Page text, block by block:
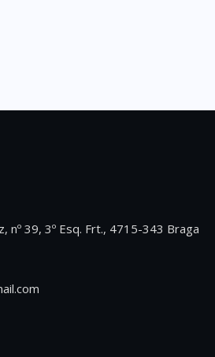
nº 39, 3º Esq. Frt., 4715-343 Braga